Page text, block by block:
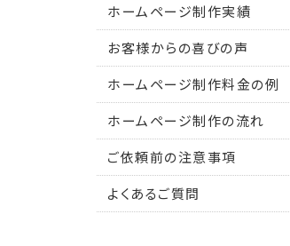
ホームページ制作実績
お客様からの喜びの声
ホームページ制作料金の例
ホームページ制作の流れ
ご依頼前の注意事項
よくあるご質問